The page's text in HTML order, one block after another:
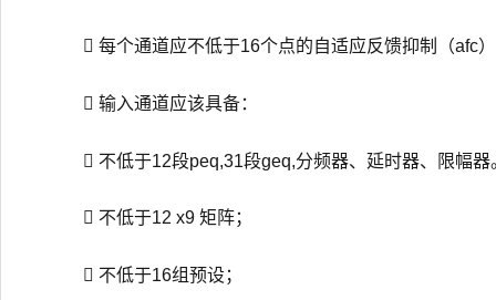
 每个通道应不低于16个点的自适应反馈抑制（afc
 输入通道应该具备：
 不低于12段peq,31段geq,分频器、延时器、限幅器
 不低于12 x9 矩阵；
 不低于16组预设；